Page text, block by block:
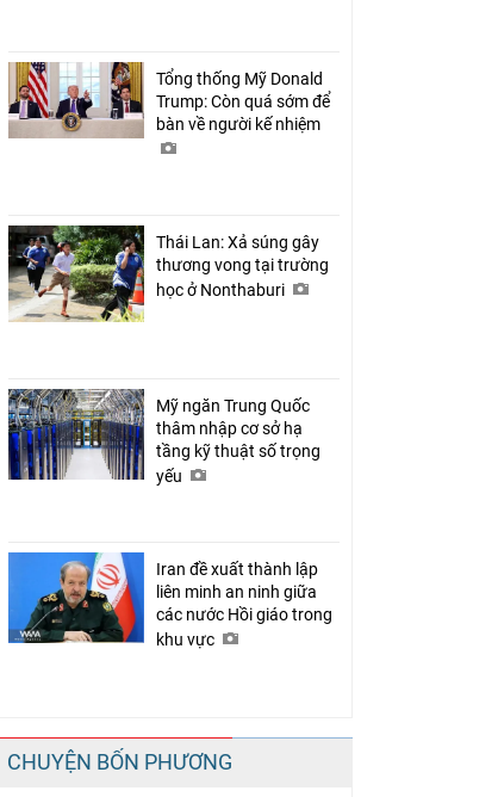
Tổng thống Mỹ Donald
Trump: Còn quá sớm để
bàn về người kế nhiệm
Thái Lan: Xả súng gây
thương vong tại trường
học ở Nonthaburi
Mỹ ngăn Trung Quốc
thâm nhập cơ sở hạ
tầng kỹ thuật số trọng
yếu
Iran đề xuất thành lập
liên minh an ninh giữa
các nước Hồi giáo trong
khu vực
CHUYỆN BỐN PHƯƠNG